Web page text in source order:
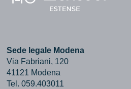
Sede legale Modena
Via Fabriani, 120
41121 Modena
Tel. 059.403011